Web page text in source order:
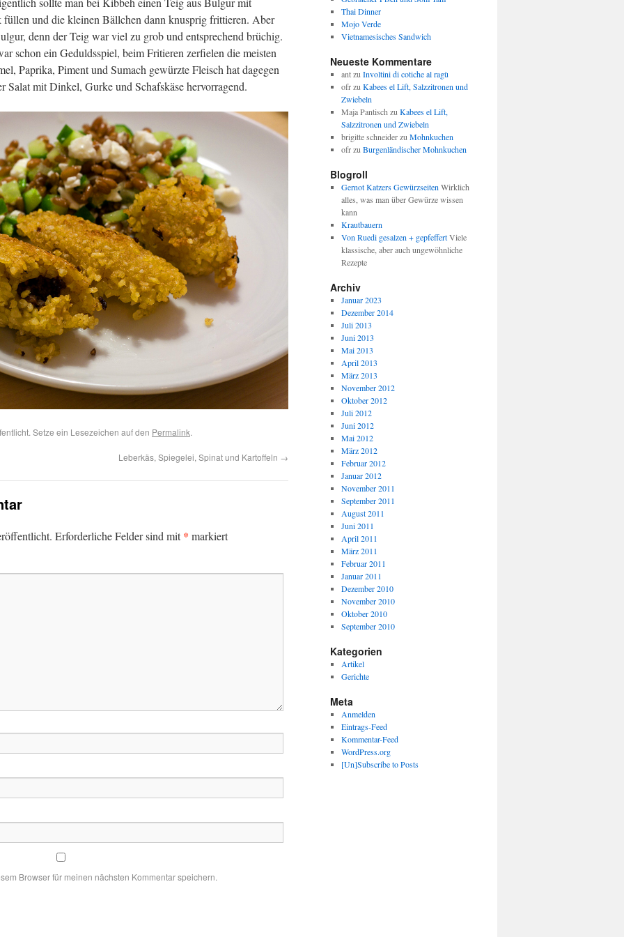
und die kleinen Bällchen dann knusprig frittieren. Aber
denn der Teig war viel zu grob und entsprechend brüchig.
schon ein Geduldsspiel, beim Fritieren zerfielen die meisten
Paprika, Piment und Sumach gewürzte Fleisch hat dagegen
Salat mit Dinkel, Gurke und Schafskäse hervorragend.
Setze ein Lesezeichen auf den Permalink.
Leberkäs, Spiegelei, Spinat und Kartoffeln →
Erforderliche Felder sind mit* markiert
Browser für meinen nächsten Kommentar speichern.
Thai Dinner
Mojo Verde
Vietnamesisches Sandwich
Neueste Kommentare
antzu Involtini di cotiche al ragù
ofrzu Kabees el Lift, Salzzitronen und
Zwiebeln
Maja Pantisch zu Kabees el Lift,
Salzzitronen und Zwiebeln
brigitte schneiderzu Mohnkuchen
ofrzu Burgenländischer Mohnkuchen
Blogroll
Gernot Katzers Gewürzseiten Wirklich
alles, was man über Gewürze wissen
kann
Krautbauern
Von Ruedi gesalzen + gepfeffertViele
klassische, aber auch ungewöhnliche
Rezepte
Archiv
Januar 2023
Dezember 2014
Juli 2013
Juni 2013
Mai 2013
April 2013
März 2013
November 2012
Oktober 2012
Juli 2012
Juni 2012
Mai 2012
März 2012
Februar 2012
Januar 2012
November 2011
September 2011
August 2011
Juni 2011
April 2011
März 2011
Februar 2011
Januar 2011
Dezember 2010
November 2010
Oktober 2010
September 2010
Kategorien
Artikel
Gerichte
Meta
Anmelden
Eintrags-Feed
Kommentar-Feed
WordPress.org
[Un]Subscribe to Posts